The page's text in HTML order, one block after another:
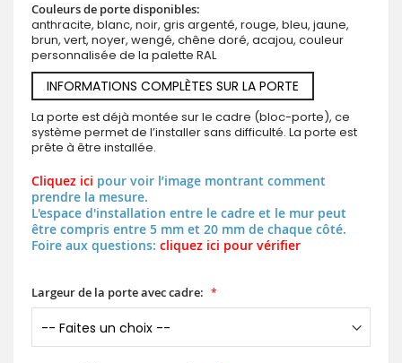
Couleurs de porte disponibles:
anthracite, blanc, noir, gris argenté, rouge, bleu, jaune,
brun, vert, noyer, wengé, chêne doré, acajou, couleur
personnalisée de la palette RAL
INFORMATIONS COMPLÈTES SUR LA PORTE
La porte est déjà montée sur le cadre (bloc-porte), ce
système permet de l’installer sans difficulté. La porte est
prête à être installée.
Cliquez ici pour voir l’image montrant comment
prendre la mesure.
L'espace d'installation entre le cadre et le mur peut
être compris entre 5 mm et 20 mm de chaque côté.
Foire aux questions: cliquez ici pour vérifier
Largeur de la porte avec cadre: